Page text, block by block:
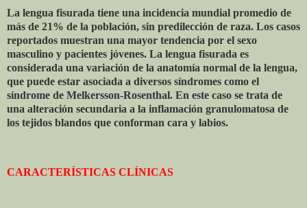
La lengua fisurada tiene una incidencia mundial promedio de
más de 21% de la población, sin predilección de raza. Los casos
reportados muestran una mayor tendencia por el sexo
masculino y pacientes jóvenes. La lengua fisurada es
considerada una variación de la anatomía normal de la lengua,
que puede estar asociada a diversos síndromes como el
síndrome de Melkersson-Rosenthal. En este caso se trata de
una alteración secundaria a la inflamación granulomatosa de
los tejidos blandos que conforman cara y labios.
CARACTERÍSTICAS CLÍNICAS